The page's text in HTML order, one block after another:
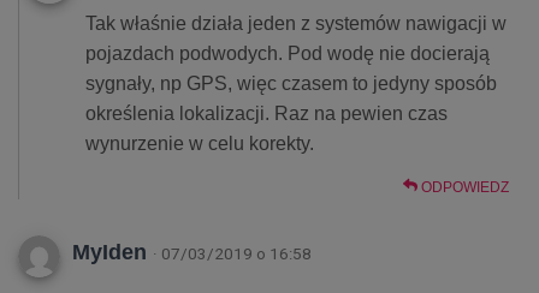
Tak właśnie działa jeden z systemów nawigacji w
pojazdach podwodych. Pod wodę nie docierają
sygnały, np GPS, więc czasem to jedyny sposób
określenia lokalizacji. Raz na pewien czas
wynurzenie w celu korekty.
ODPOWIEDZ
MyIden · 07/03/2019 o 16:58